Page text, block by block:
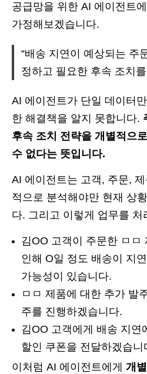
공급망을 위한 AI 에이전트
가정해보겠습니다.
“배송 지연이 예상되는 주
정하고 필요한 후속 조치
AI 에이전트가 단일 데이터
한 해결책을 알지 못합니다.
후속 조치 전략을 개별적으
수 없다는 뜻입니다.
AI 에이전트는 고객, 주문,
적으로 분석해야만 현재 상
다. 그리고 이렇게 업무를 처
김OO 고객이 주문한 ㅁㅁ
인해 O일 정도 배송이 지
가능성이 있습니다.
ㅁㅁ 제품에 대한 추가 발
주를 진행하겠습니다.
김OO 고객에게 배송 지연
할인 쿠폰을 전달하겠습니
이처럼 AI 에이전트에게 개